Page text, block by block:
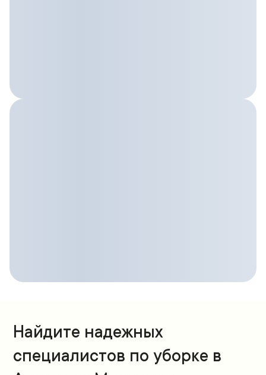
Найдите надежных
специалистов по уборке в